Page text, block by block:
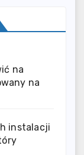
na
na
instalacji